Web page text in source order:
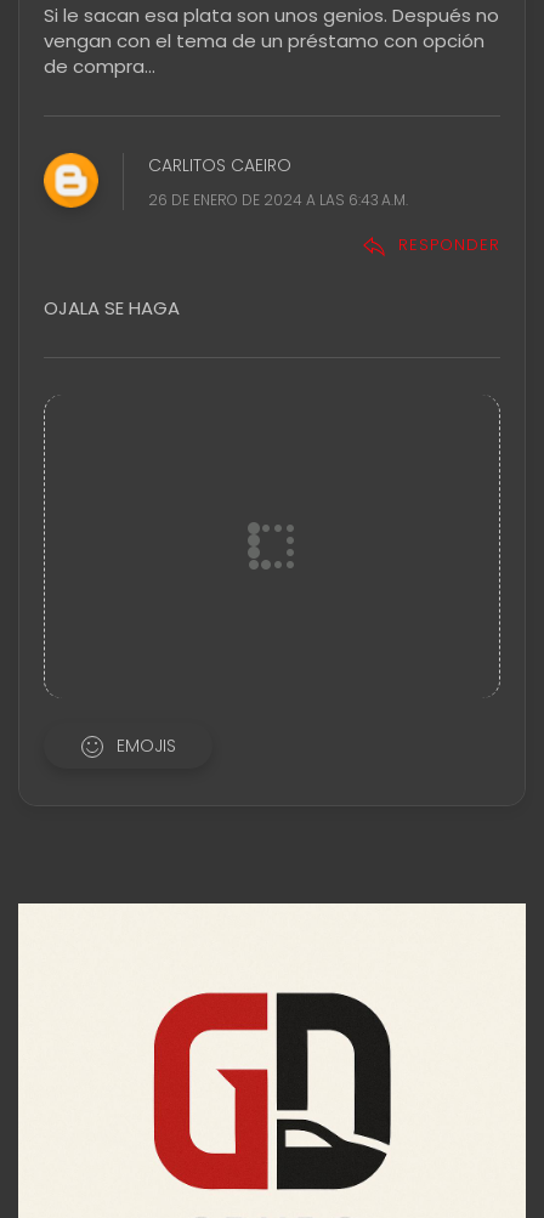
Si le sacan esa plata son unos genios. Después no
vengan con el tema de un préstamo con opción
de compra...
CARLITOS CAEIRO
26 DE ENERO DE 2024 A LAS 6:43 A.M.
RESPONDER
OJALA SE HAGA
EMOJIS